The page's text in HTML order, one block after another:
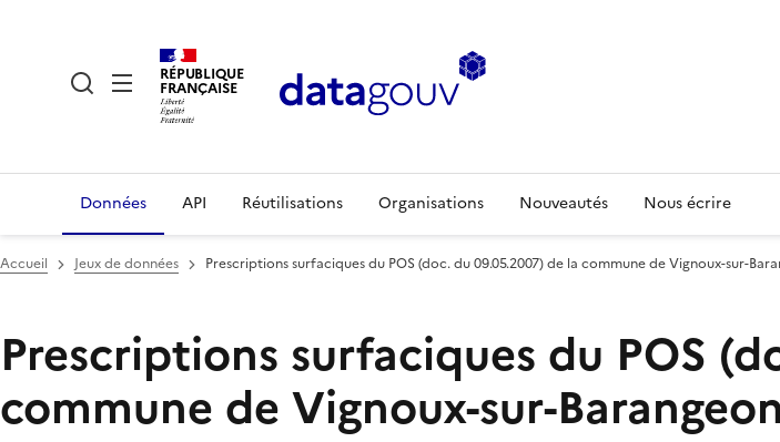
RÉPUBLIQUE
FRANÇAISE
Données API Réutilisations Organisations Nouveautés Nous écrire
Accueil Jeux de données Prescriptions surfaciques du POS (doc. du 09.05.2007) de la commune de Vignoux-sur-
Prescriptions surfaciques du POS
commune de Vignoux-sur-Barangeon